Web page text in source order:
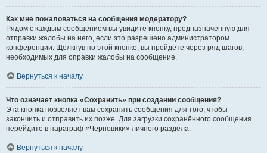
Как мне пожаловаться на сообщения модератору?
Рядом с каждым сообщением вы увидите кнопку, предназначенную для
отправки жалобы на него, если это разрешено администратором
конференции. Щёлкнув по этой кнопке, вы пройдёте через ряд шагов,
необходимых для оправки жалобы на сообщение.
Вернуться к началу
Что означает кнопка «Сохранить» при создании сообщения?
Эта кнопка позволяет вам сохранять сообщения для того, чтобы
закончить и отправить их позже. Для загрузки сохранённого сообщения
перейдите в параграф «Черновики» личного раздела.
Вернуться к началу